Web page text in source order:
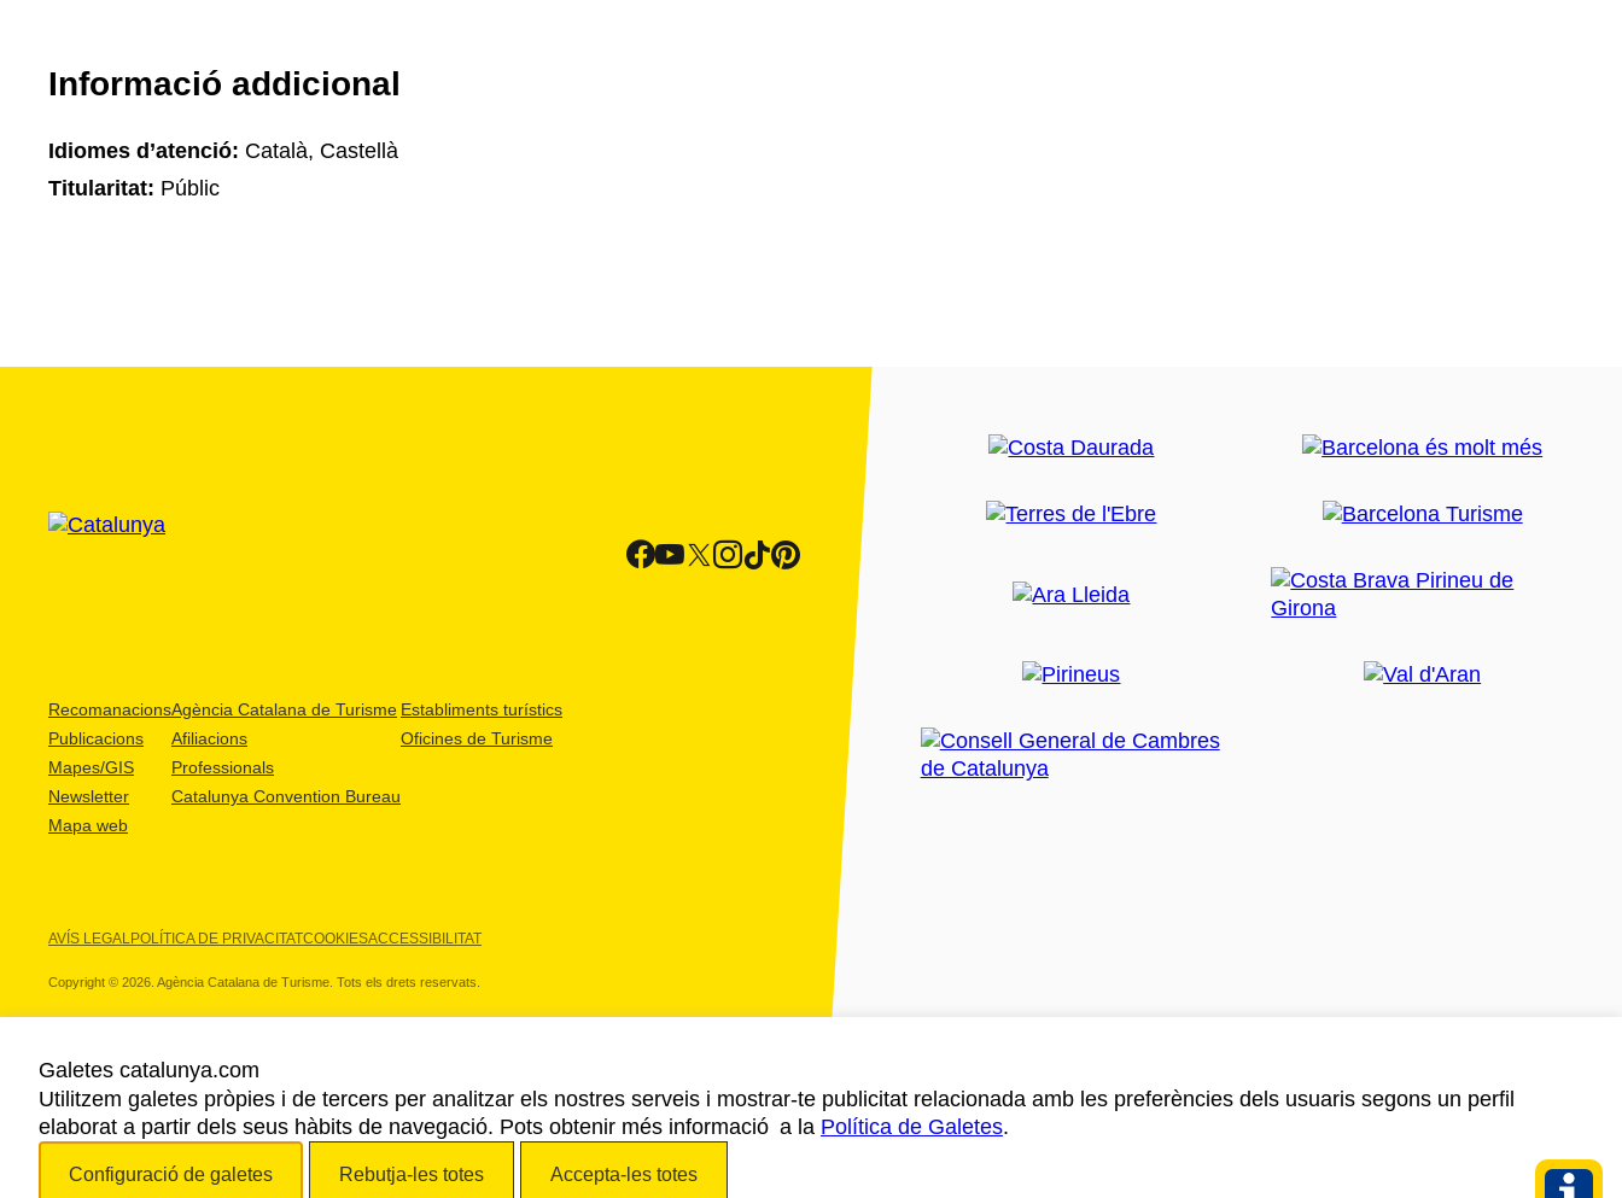
Informació addicional
Idiomes d’atenció: Català, Castellà
Titularitat: Públic
Recomanacions
Publicacions
Mapes/GIS
Newsletter
Mapa web
Agència Catalana de Turisme
Afiliacions
Professionals
Catalunya Convention Bureau
Establiments turístics
Oficines de Turisme
AVÍS LEGALPOLÍTICA DE PRIVACITATCOOKIESACCESSIBILITAT
Copyright © 2026. Agència Catalana de Turisme. Tots els drets reservats.
ELS NOSTRES PARTNERS
Galetes catalunya.com
Utilitzem galetes pròpies i de tercers per analitzar els nostres serveis i mostrar-te publicitat relacionada amb les preferències dels usuaris segons un perfil
elaborat a partir dels seus hàbits de navegació. Pots obtenir més informació a la Política de Galetes.
Configuració de galetes Rebutja-les totes Accepta-les totes